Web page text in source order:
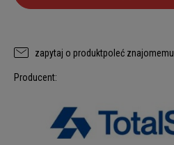
zapytaj o produktpoleć znajomemu
Producent: